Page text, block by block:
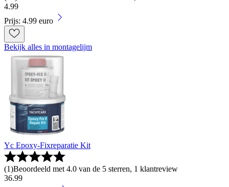
4.99
Prijs: 4.99 euro
Bekijk alles in montagelijm
Yc Epoxy-Fixreparatie Kit
(1)Beoordeeld met 4.0 van de 5 sterren, 1 klantreview
36.99